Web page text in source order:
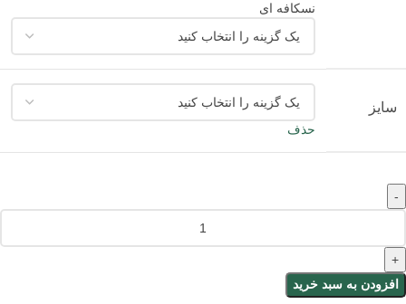
نسکافه ای
سایز
حذف
افزودن به سبد خرید